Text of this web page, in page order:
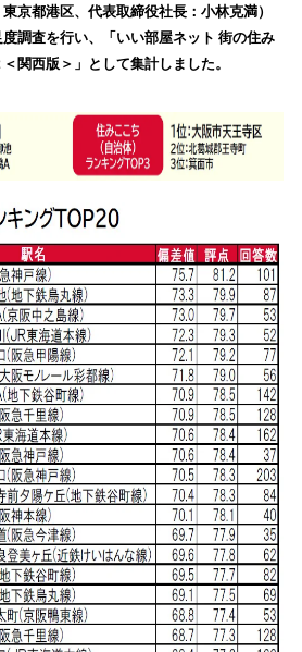
京都港区、代表取締役社長：小林克満）
調査を行い、「いい部屋ネット 街の住み
関西版＞」として集計しました。